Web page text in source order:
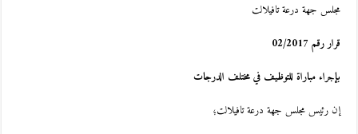
مجلس جهة درعة تافيلالت
قرار رقم 02/2017
بإجراء مباراة للتوظيف في مختلف الدرجات
إن رئيس مجلس جهة درعة تافيلالت؛